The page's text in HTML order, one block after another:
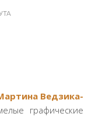
Ведзика-
графические